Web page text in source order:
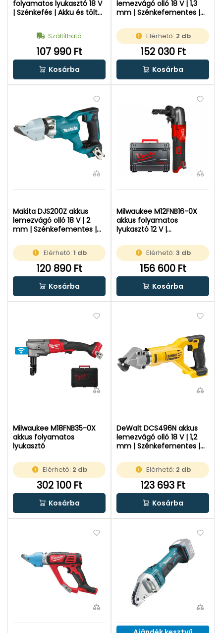
folyamatos lyukasztó 18 V
| Szénkefés | Akku és töltõ
Szállítható
107 990 Ft
Kosárba
lemezvágó olló 18 V | 1,3
mm | Szénkefementes |
Kartondobozban
Elérhető: 2 db
152 030 Ft
Kosárba
Makita DJS200Z akkus
lemezvágó olló 18 V | 2
mm | Szénkefementes |
Kartondobozban
Elérhető: 1 db
120 890 Ft
Kosárba
Milwaukee M12FNB16-0X
akkus folyamatos
lyukasztó 12 V |
töltõ nélkül | Heavy Duty
kofferbenElérhető:3 db
156 600 Ft
Kosárba
Milwaukee M18FNB35-0X
akkus folyamatos
lyukasztó
Elérhető: 2 db
302 100 Ft
Kosárba
DeWalt DCS496N akkus
lemezvágó olló 18 V | 1,2
mm | Szénkefementes |
Kartondobozban
Elérhető: 2 db
123 693 Ft
Kosárba